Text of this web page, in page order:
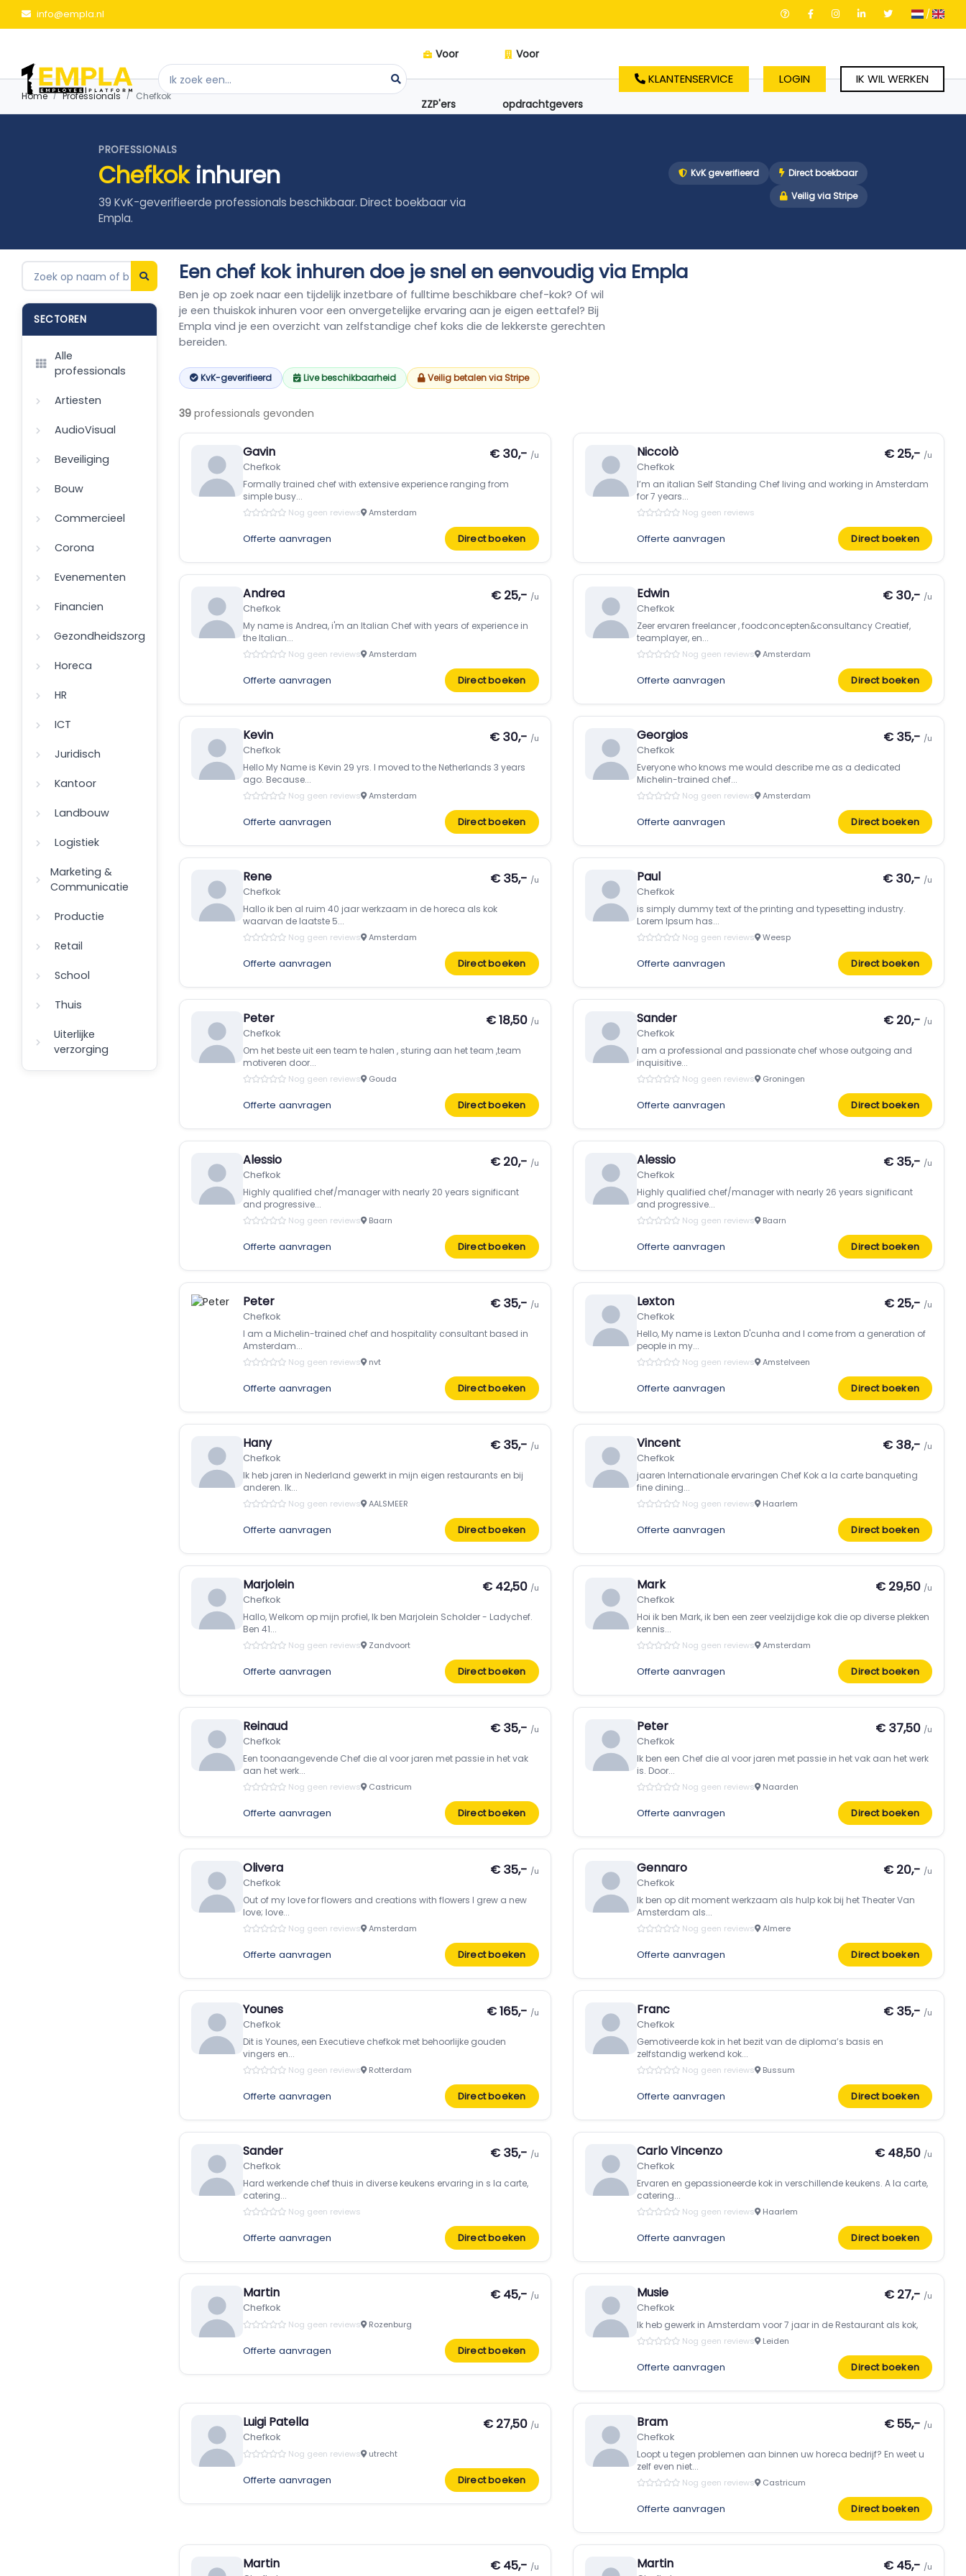
info@empla.nl /
Voor
ZZP'ers
Voor
opdrachtgevers
KLANTENSERVICE LOGIN IK WIL WERKEN
Home Professionals Chefkok
PROFESSIONALS
Chefkokinhuren
39 KvK-geverifieerde professionals beschikbaar. Direct boekbaar via
Empla.
KvK geverifieerd
Direct boekbaar
Veilig via Stripe
SECTOREN
Alle
professionals
Artiesten
AudioVisual
Beveiliging
Bouw
Commercieel
Corona
Evenementen
Financien
Gezondheidszorg
Horeca
HR
ICT
Juridisch
Kantoor
Landbouw
Logistiek
Marketing &
Communicatie
Productie
Retail
School
Thuis
Uiterlijke
verzorging
Een chef kok inhuren doe je snel en eenvoudig via Empla
Ben je op zoek naar een tijdelijk inzetbare of fulltime beschikbare chef-kok? Of wil
je een thuiskok inhuren voor een onvergetelijke ervaring aan je eigen eettafel? Bij
Empla vind je een overzicht van zelfstandige chef koks die de lekkerste gerechten
bereiden.
KvK-geverifieerd Live beschikbaarheid Veilig betalen via Stripe
39 professionals gevonden
Gavin
Chefkok
€ 30,- /u
Formally trained chef with extensive experience ranging from
simple busy...
Nog geen reviews Amsterdam
Offerte aanvragen Direct boeken
Niccolò
Chefkok
€ 25,- /u
I’m an italian Self Standing Chef living and working in Amsterdam
for 7 years...
Nog geen reviews
Offerte aanvragen Direct boeken
Andrea
Chefkok
€ 25,- /u
My name is Andrea, i'm an Italian Chef with years of experience in
the Italian...
Nog geen reviews Amsterdam
Offerte aanvragen Direct boeken
Edwin
Chefkok
€ 30,- /u
Zeer ervaren freelancer , foodconcepten&consultancy Creatief,
teamplayer, en...
Nog geen reviews Amsterdam
Offerte aanvragen Direct boeken
Kevin
Chefkok
€ 30,- /u
Hello My Name is Kevin 29 yrs. I moved to the Netherlands 3 years
ago. Because...
Nog geen reviews Amsterdam
Offerte aanvragen Direct boeken
Georgios
Chefkok
€ 35,- /u
Everyone who knows me would describe me as a dedicated
Michelin-trained chef...
Nog geen reviews Amsterdam
Offerte aanvragen Direct boeken
Rene
Chefkok
€ 35,- /u
Hallo ik ben al ruim 40 jaar werkzaam in de horeca als kok
waarvan de laatste 5...
Nog geen reviews Amsterdam
Offerte aanvragen Direct boeken
Paul
Chefkok
€ 30,- /u
is simply dummy text of the printing and typesetting industry.
Lorem Ipsum has...
Nog geen reviews Weesp
Offerte aanvragen Direct boeken
Peter
Chefkok
€ 18,50 /u
Om het beste uit een team te halen , sturing aan het team ,team
motiveren door...
Nog geen reviews Gouda
Offerte aanvragen Direct boeken
Sander
Chefkok
€ 20,- /u
I am a professional and passionate chef whose outgoing and
inquisitive...
Nog geen reviews Groningen
Offerte aanvragen Direct boeken
Alessio
Chefkok
€ 20,- /u
Highly qualified chef/manager with nearly 20 years significant
and progressive...
Nog geen reviews Baarn
Offerte aanvragen Direct boeken
Alessio
Chefkok
€ 35,- /u
Highly qualified chef/manager with nearly 26 years significant
and progressive...
Nog geen reviews Baarn
Offerte aanvragen Direct boeken
Peter
Chefkok
€ 35,- /u
I am a Michelin-trained chef and hospitality consultant based in
Amsterdam...
Nog geen reviews nvt
Offerte aanvragen Direct boeken
Lexton
Chefkok
€ 25,- /u
Hello, My name is Lexton D'cunha and I come from a generation of
people in my...
Nog geen reviews Amstelveen
Offerte aanvragen Direct boeken
Hany
Chefkok
€ 35,- /u
Ik heb jaren in Nederland gewerkt in mijn eigen restaurants en bij
anderen. Ik...
Nog geen reviews AALSMEER
Offerte aanvragen Direct boeken
Vincent
Chefkok
€ 38,- /u
jaaren Internationale ervaringen Chef Kok a la carte banqueting
fine dining...
Nog geen reviews Haarlem
Offerte aanvragen Direct boeken
Marjolein
Chefkok
€ 42,50 /u
Hallo, Welkom op mijn profiel, Ik ben Marjolein Scholder - Ladychef.
Ben 41...
Nog geen reviews Zandvoort
Offerte aanvragen Direct boeken
Mark
Chefkok
€ 29,50 /u
Hoi ik ben Mark, ik ben een zeer veelzijdige kok die op diverse plekken
kennis...
Nog geen reviews Amsterdam
Offerte aanvragen Direct boeken
Reinaud
Chefkok
€ 35,- /u
Een toonaangevende Chef die al voor jaren met passie in het vak
aan het werk...
Nog geen reviews Castricum
Offerte aanvragen Direct boeken
Peter
Chefkok
€ 37,50 /u
Ik ben een Chef die al voor jaren met passie in het vak aan het werk
is. Door...
Nog geen reviews Naarden
Offerte aanvragen Direct boeken
Olivera
Chefkok
€ 35,- /u
Out of my love for flowers and creations with flowers I grew a new
love; love...
Nog geen reviews Amsterdam
Offerte aanvragen Direct boeken
Gennaro
Chefkok
€ 20,- /u
Ik ben op dit moment werkzaam als hulp kok bij het Theater Van
Amsterdam als...
Nog geen reviews Almere
Offerte aanvragen Direct boeken
Younes
Chefkok
€ 165,- /u
Dit is Younes, een Executieve chefkok met behoorlijke gouden
vingers en...
Nog geen reviews Rotterdam
Offerte aanvragen Direct boeken
Franc
Chefkok
€ 35,- /u
Gemotiveerde kok in het bezit van de diploma’s basis en
zelfstandig werkend kok...
Nog geen reviews Bussum
Offerte aanvragen Direct boeken
Sander
Chefkok
€ 35,- /u
Hard werkende chef thuis in diverse keukens ervaring in s la carte,
catering...
Nog geen reviews
Offerte aanvragen Direct boeken
Carlo Vincenzo
Chefkok
€ 48,50 /u
Ervaren en gepassioneerde kok in verschillende keukens. A la carte,
catering...
Nog geen reviews Haarlem
Offerte aanvragen Direct boeken
Martin
Chefkok
€ 45,- /u
Nog geen reviews Rozenburg
Offerte aanvragen Direct boeken
Musie
Chefkok
€ 27,- /u
Ik heb gewerk in Amsterdam voor 7 jaar in de Restaurant als kok,
Nog geen reviews Leiden
Offerte aanvragen Direct boeken
Luigi Patella
Chefkok
€ 27,50 /u
Nog geen reviews utrecht
Offerte aanvragen Direct boeken
Bram
Chefkok
€ 55,- /u
Loopt u tegen problemen aan binnen uw horeca bedrijf? En weet u
zelf even niet...
Nog geen reviews Castricum
Offerte aanvragen Direct boeken
Martin € 45,- /u Martin € 45,- /u